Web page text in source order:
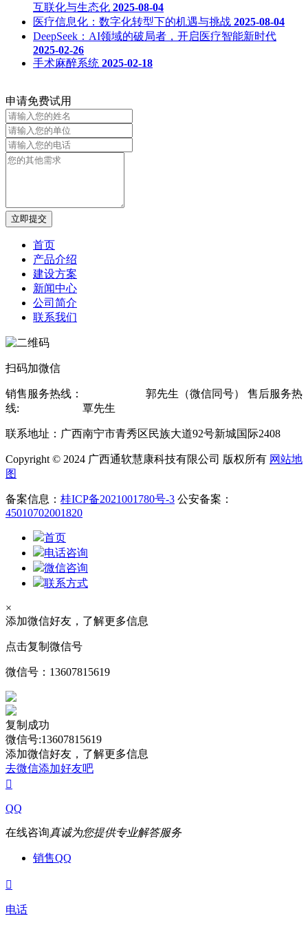
互联化与生态化 2025-08-04
医疗信息化：数字化转型下的机遇与挑战 2025-08-04
DeepSeek：AI领域的破局者，开启医疗智能新时代
2025-02-26
手术麻醉系统 2025-02-18
申请免费试用
立即提交
首页
产品介绍
建设方案
新闻中心
公司简介
联系我们
扫码加微信
销售服务热线：
郭先生（微信同号） 售后服务热
线:
覃先生
联系地址：广西南宁市青秀区民族大道92号新城国际2408
Copyright © 2024 广西通软慧康科技有限公司 版权所有 网站地
图
备案信息： 桂ICP备2021001780号-3 公安备案：
45010702001820
首页
电话咨询
微信咨询
联系方式
×
添加微信好友，了解更多信息
点击复制微信号
微信号： 13607815619
复制成功
微信号:13607815619
添加微信好友，了解更多信息
去微信添加好友吧

QQ
在线咨询真诚为您提供专业解答服务
销售QQ

电话